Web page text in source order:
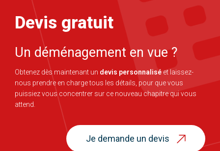
Devis gratuit
Un déménagement en vue ?
Obtenez dès maintenant un devis personnalisé et laissez-
nous prendre en charge tous les détails, pour que vous
puissiez vous concentrer sur ce nouveau chapitre qui vous
attend.
Je demande un devis